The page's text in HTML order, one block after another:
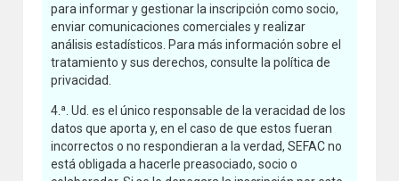
para informar y gestionar la inscripción como socio,
enviar comunicaciones comerciales y realizar
análisis estadísticos. Para más información sobre el
tratamiento y sus derechos, consulte la política de
privacidad.
4.ª. Ud. es el único responsable de la veracidad de los
datos que aporta y, en el caso de que estos fueran
incorrectos o no respondieran a la verdad, SEFAC no
está obligada a hacerle preasociado, socio o